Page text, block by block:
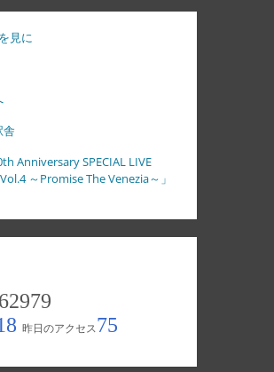
見に
舎
Anniversary SPECIAL LIVE
～Promise The Venezia～」